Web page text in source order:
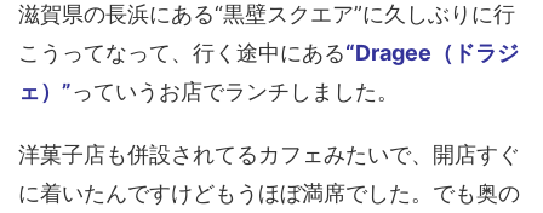
滋賀県の長浜にある“黒壁スクエア”に久しぶりに行
こうってなって、行く途中にある“Dragee（ドラジ
ェ）”っていうお店でランチしました。
洋菓子店も併設されてるカフェみたいで、開店すぐ
に着いたんですけどもうほぼ満席でした。でも奥の